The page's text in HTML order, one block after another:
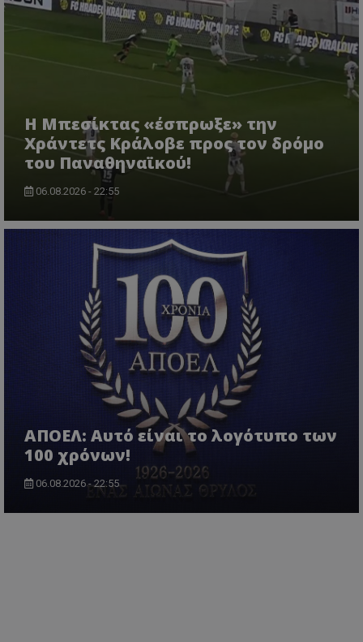
Η Μπεσίκτας «έσπρωξε» την
Χράντετς Κράλοβε προς τον δρόμο
του Παναθηναϊκού!
06.08.2026 - 22:55
ΑΠΟΕΛ: Αυτό είναι το λογότυπο των
100 χρόνων!
06.08.2026 - 22:55